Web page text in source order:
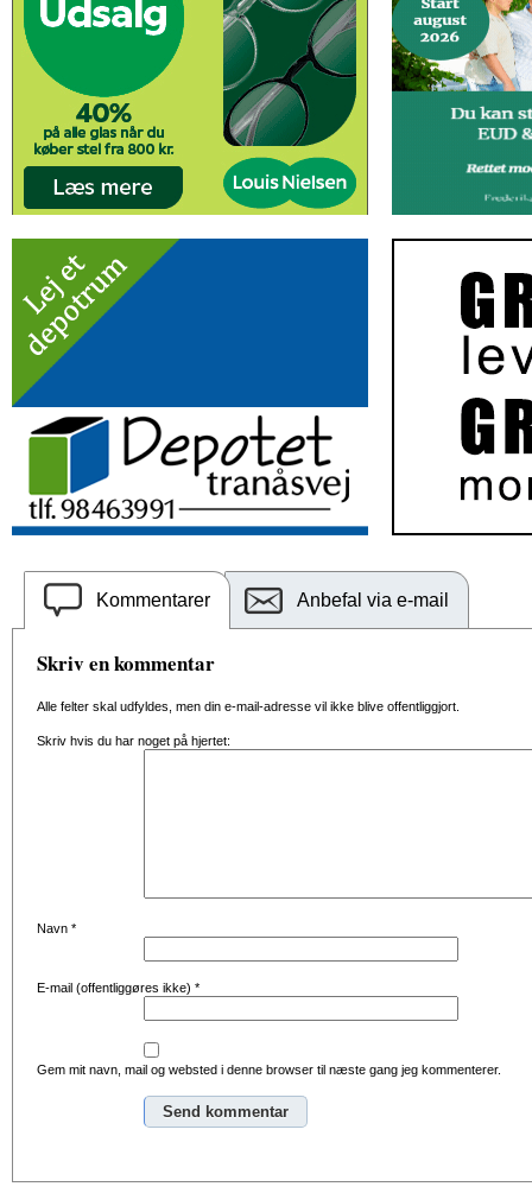
Kommentarer Anbefal via e-mail
Skriv en kommentar
Alle felter skal udfyldes, men din e-mail-adresse vil ikke blive offentliggjort.
Skriv hvis du har noget på hjertet:
Navn *
E-mail (offentliggøres ikke) *
Gem mit navn, mail og websted i denne browser til næste gang jeg kommenterer.